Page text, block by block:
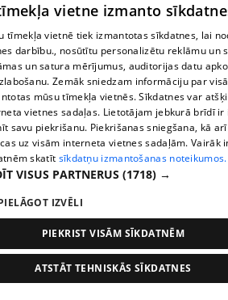
pirms 1 gada, 3 mēnešiem
Erudīcijas spēlē "15 jautājumi"
Kristbergs un Sintija Meijere
64. epizode
pirms 1 gada, 3 mēnešiem
vietne izmanto
tīmekļa vietnē tiek izmantotas sīkdatnes, lai
darbību., nosūtītu personalizētu reklāmu un
un satura mērījumus, auditorijas datu
Zemāk sniedzam informāciju par
mūsu tīmekļa vietnēs. Sīkdatnes var
vietnes sadaļas. Lietotājam jebkurā brīdī
savu piekrišanu. Piekrišanas sniegšana, kā
uz visām interneta vietnes sadaļām.
skatīt sīkdatņu izmantošanas noteikumos.
VISUS PARTNERUS (1718) →
IZVĒLI
PIEKRIST VISĀM SĪKDATNĒM
ATSTĀT TEHNISKĀS SĪKDATNES